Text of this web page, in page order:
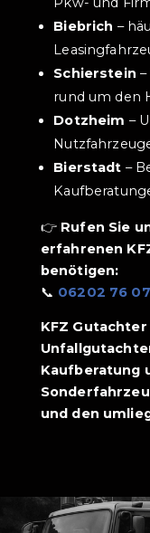
Biebrich –
Schierstein
rund um den
Dotzheim –
Bierstadt –
👉 Rufen Sie
erfahrenen
benötigen:
📞 06202 76
KFZ
Kaufberatung
und den